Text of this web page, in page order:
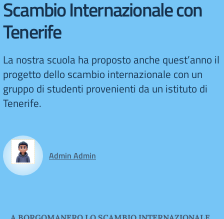
Scambio Internazionale con
Tenerife
La nostra scuola ha proposto anche quest’anno il
progetto dello scambio internazionale con un
gruppo di studenti provenienti da un istituto di
Tenerife.
Admin Admin